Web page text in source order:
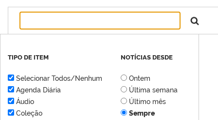
TIPO DE ITEM
Selecionar Todos/Nenhum
Agenda Diária
Áudio
Coleção
NOTÍCIAS DESDE
Ontem
Última semana
Último mês
Sempre